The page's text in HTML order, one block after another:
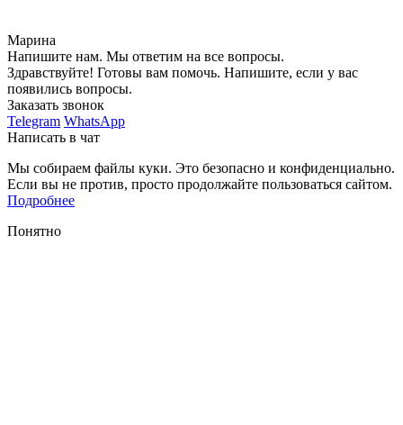
Марина
Напишите нам. Мы ответим на все вопросы.
Здравствуйте! Готовы вам помочь. Напишите, если у вас
появились вопросы.
Заказать звонок
Telegram WhatsApp
Написать в чат
Мы собираем файлы куки. Это безопасно и конфиденциально.
Если вы не против, просто продолжайте пользоваться сайтом.
Подробнее
Понятно